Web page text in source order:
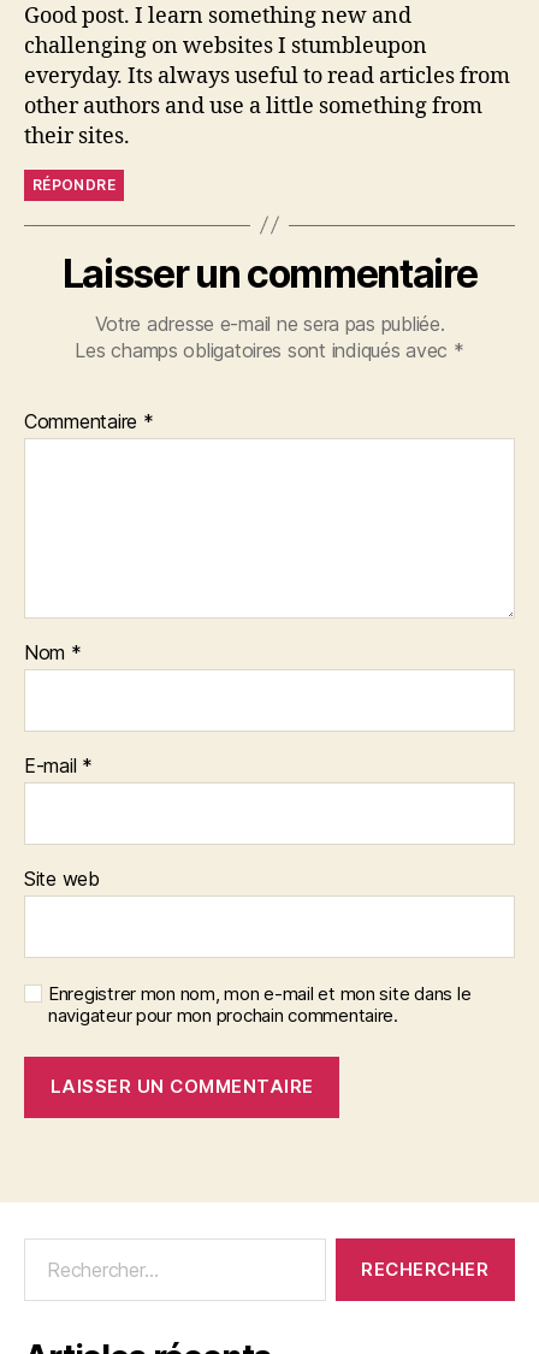
Good post. I learn something new and
challenging on websites I stumbleupon
everyday. Its always useful to read articles from
other authors and use a little something from
their sites.
RÉPONDRE
Laisser un commentaire
Votre adresse e-mail ne sera pas publiée.
Les champs obligatoires sont indiqués avec *
Commentaire *
Nom *
E-mail *
Site web
Enregistrer mon nom, mon e-mail et mon site dans le
navigateur pour mon prochain commentaire.